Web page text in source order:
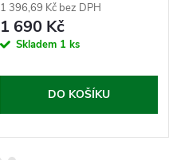
1 396,69 Kč bez DPH
1 690 Kč
Skladem 1 ks
DO KOŠÍKU